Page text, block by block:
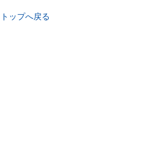
トップへ戻る